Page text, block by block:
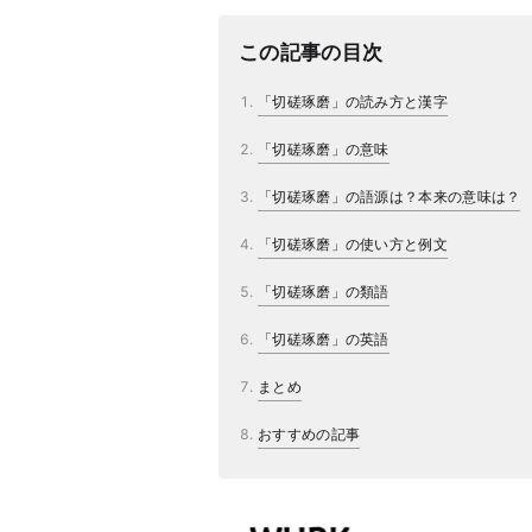
この記事の目次
「切磋琢磨」の読み方と漢字
「切磋琢磨」の意味
「切磋琢磨」の語源は？本来の意味は？
「切磋琢磨」の使い方と例文
「切磋琢磨」の類語
「切磋琢磨」の英語
まとめ
おすすめの記事